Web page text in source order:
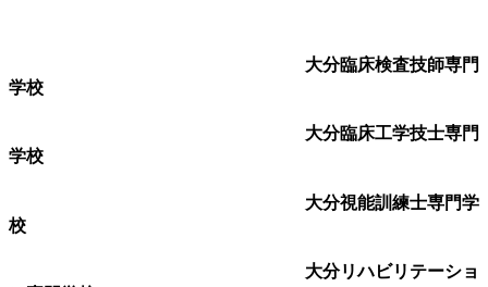
大分臨床検査技師専門
学校
大分臨床工学技士専門
学校
大分視能訓練士専門学
校
大分リハビリテーショ